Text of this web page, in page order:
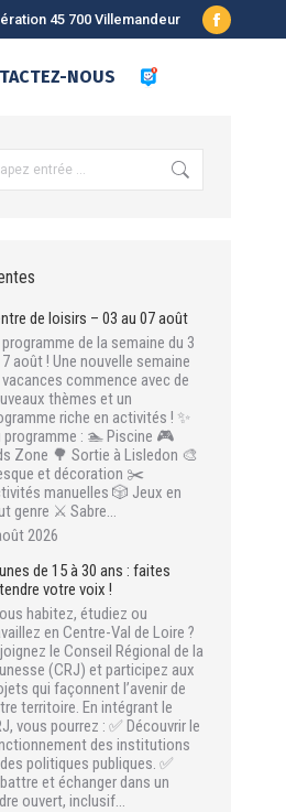
45 700 Villemandeur
Facebook
NOUS
de loisirs – 03 au 07 août
de la semaine du 3
7 août ! Une nouvelle semaine
commence avec de
thèmes et un
riche en activités ! ✨
programme : 🏊 Piscine 🎮
Zone 🌳 Sortie à Lisledon 🎨
et décoration ✂️
manuelles 🎲 Jeux en
genre ⚔️ Sabre…
2026
de 15 à 30 ans : faites
votre voix !
habitez, étudiez ou
en Centre-Val de Loire ?
le Conseil Régional de la
(CRJ) et participez aux
qui façonnent l’avenir de
territoire. En intégrant le
vous pourrez : ✅ Découvrir le
des institutions
politiques publiques. ✅
et échanger dans un
ouvert, inclusif…